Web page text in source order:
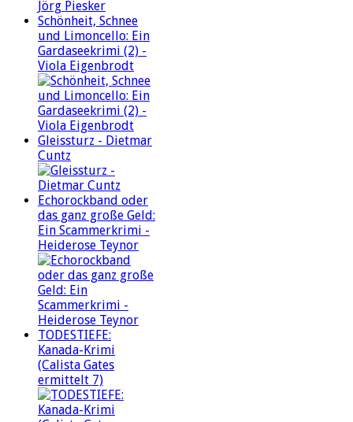
Schönheit, Schnee
und Limoncello: Ein
Gardaseekrimi (2) -
Viola Eigenbrodt
Gleissturz - Dietmar
Cuntz
Echorockband oder
das ganz große Geld:
Ein Scammerkrimi -
Heiderose Teynor
TODESTIEFE:
Kanada-Krimi
(Calista Gates
ermittelt 7)